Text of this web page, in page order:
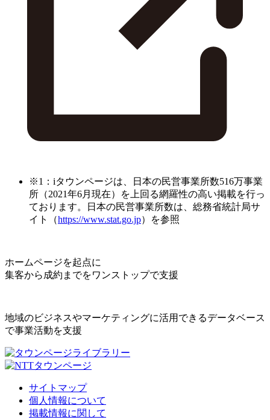
※1：iタウンページは、日本の民営事業所数516万事業
所（2021年6月現在）を上回る網羅性の高い掲載を行っ
ております。日本の民営事業所数は、総務省統計局サ
イト（https://www.stat.go.jp）を参照
ホームページを起点に
集客から成約までをワンストップで支援
地域のビジネスやマーケティングに活用できるデータベース
で事業活動を支援
サイトマップ
個人情報について
掲載情報に関して